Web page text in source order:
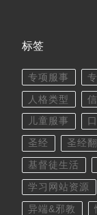
标签
专项服事
人格类型
儿童服事
圣经 圣经
基督徒生活
学习网站资源
异端&邪教